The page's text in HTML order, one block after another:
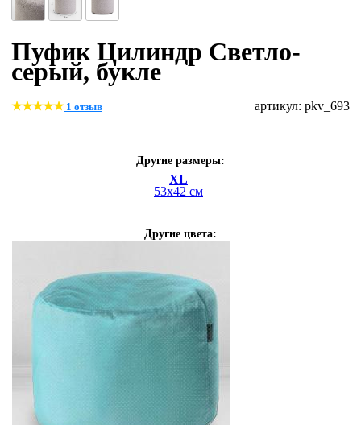
Пуфик Цилиндр Светло-
серый, букле
1 отзыв артикул: pkv_693
Другие размеры:
XL
53х42 см
Другие цвета: